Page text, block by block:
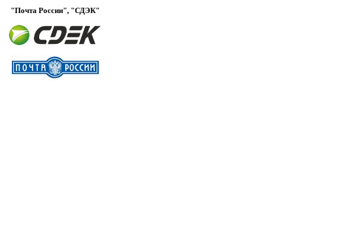
"Почта России", "СДЭК"